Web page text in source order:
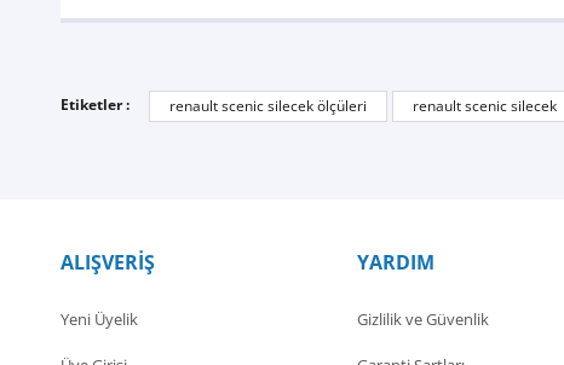
Etiketler : renault scenic silecek ölçüleri renault scenic silecek
ALIŞVERİŞ
Yeni Üyelik
YARDIM
Gizlilik ve Güvenlik